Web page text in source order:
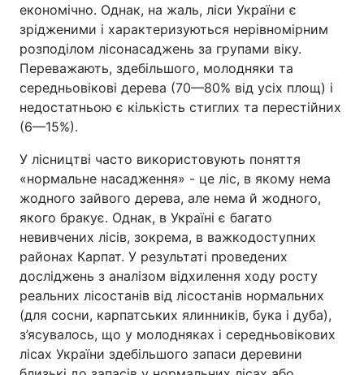
економічно. Однак, на жаль, ліси України є
зрідженими і характеризуються нерівномірним
розподілом лісонасаджень за групами віку.
Переважають, здебільшого, молодняки та
середньовікові дерева (70—80% від усіх площ) і
недостатньою є кількість стиглих та перестійних
(6—15%).
У лісництві часто використовують поняття
«нормальне насадження» - це ліс, в якому нема
жодного зайвого дерева, але нема й жодного,
якого бракує. Однак, в Україні є багато
невивчених лісів, зокрема, в важкодоступних
районах Карпат. У результаті проведених
досліджень з аналізом відхилення ходу росту
реальних лісостанів від лісостанів нормальних
(для сосни, карпатських ялинників, бука і дуба),
з’ясувалось, що у молодняках і середньовікових
лісах України здебільшого запаси деревини